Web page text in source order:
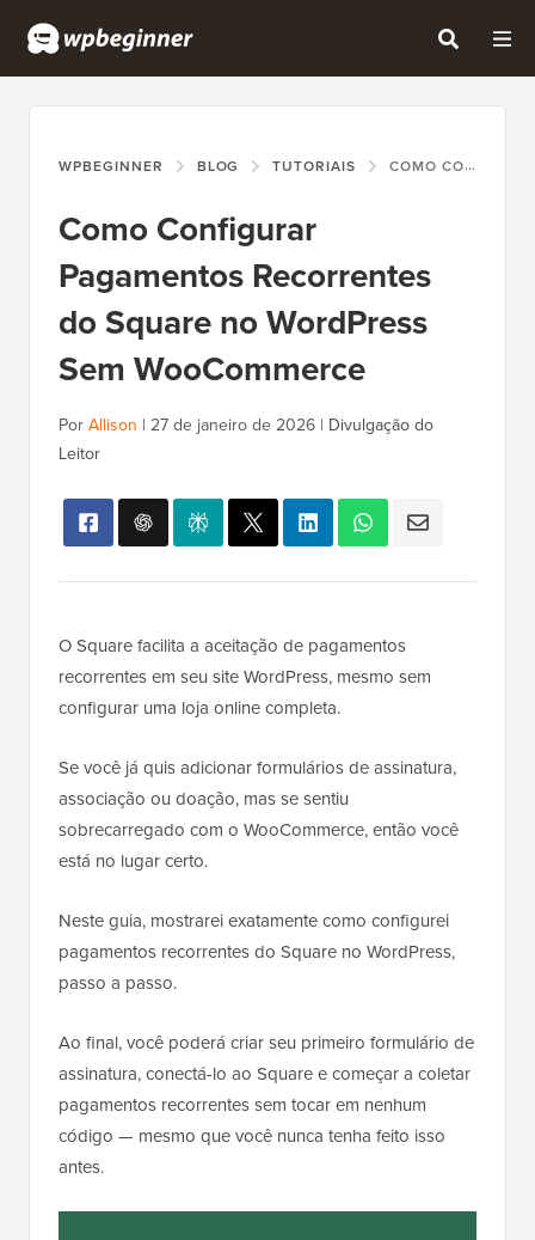
WPBEGINNER BLOG TUTORIAIS COMO CONFIGURAR PAGAMENTOS RECORRENTES DO SQUARE NO WORDPRESS SEM WOOCOMMERCE
Como Configurar
Pagamentos Recorrentes
do Square no WordPress
Sem WooCommerce
PorAllison | 27 de janeiro de 2026 | Divulgação do
Leitor
O Square facilita a aceitação de pagamentos
recorrentes em seu site WordPress, mesmo sem
configurar uma loja online completa.
Se você já quis adicionar formulários de assinatura,
associação ou doação, mas se sentiu
sobrecarregado com o WooCommerce, então você
está no lugar certo.
Neste guia, mostrarei exatamente como configurei
pagamentos recorrentes do Square no WordPress,
passo a passo.
Ao final, você poderá criar seu primeiro formulário de
assinatura, conectá-lo ao Square e começar a coletar
pagamentos recorrentes sem tocar em nenhum
código — mesmo que você nunca tenha feito isso
antes.